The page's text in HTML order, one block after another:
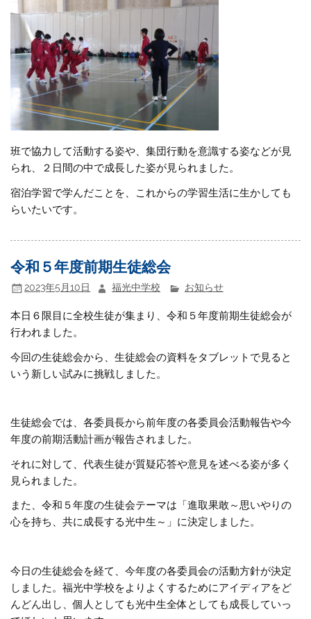
班で協力して活動する姿や、集団行動を意識する姿などが見
られ、２日間の中で成長した姿が見られました。
宿泊学習で学んだことを、これからの学習生活に生かしても
らいたいです。
令和５年度前期生徒総会
2023年5月10日 福光中学校 お知らせ
本日６限目に全校生徒が集まり、令和５年度前期生徒総会が
行われました。
今回の生徒総会から、生徒総会の資料をタブレットで見ると
いう新しい試みに挑戦しました。
生徒総会では、各委員長から前年度の各委員会活動報告や今
年度の前期活動計画が報告されました。
それに対して、代表生徒が質疑応答や意見を述べる姿が多く
見られました。
また、令和５年度の生徒会テーマは「進取果敢～思いやりの
心を持ち、共に成長する光中生～」に決定しました。
今日の生徒総会を経て、今年度の各委員会の活動方針が決定
しました。福光中学校をよりよくするためにアイディアをど
んどん出し、個人としても光中生全体としても成長していっ